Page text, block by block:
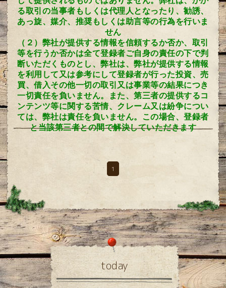
る取引の当事者もしくは代理人となったり、勧誘、
あっ旋、媒介、推奨もしくは助言等の行為を行いま
せん
（２）弊社が提供する情報を信頼するか否か、取引
等を行うか否かは全て登録者ご自身の責任の下で判
断いただくものとし、弊社は、弊社が提供する情報
を利用して又は参考にして登録者が行った投資、売
買、借入その他一切の取引又は事業等の結果につき
一切責任を負いません。また、第三者の提供するコ
ンテンツ等に関する苦情、クレーム又は紛争につい
ては、弊社は責任を負いません。この場合、登録者
と当該第三者との間で解決していただきます
1
today